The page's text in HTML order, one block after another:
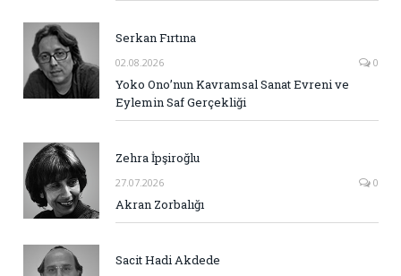
Serkan Fırtına
02.08.2026 0
Yoko Ono’nun Kavramsal Sanat Evreni ve
Eylemin Saf Gerçekliği
Zehra İpşiroğlu
27.07.2026 0
Akran Zorbalığı
Sacit Hadi Akdede